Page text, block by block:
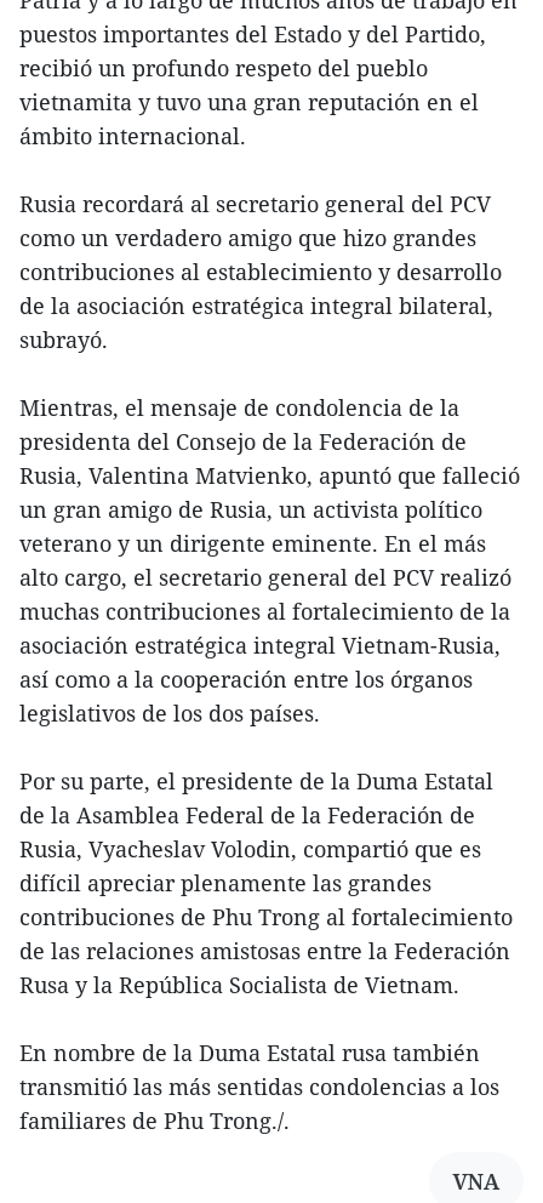
puestos importantes del Estado y del Partido,
recibió un profundo respeto del pueblo
vietnamita y tuvo una gran reputación en el
ámbito internacional.
Rusia recordará al secretario general del PCV
como un verdadero amigo que hizo grandes
contribuciones al establecimiento y desarrollo
de la asociación estratégica integral bilateral,
subrayó.
Mientras, el mensaje de condolencia de la
presidenta del Consejo de la Federación de
Rusia, Valentina Matvienko, apuntó que falleció
un gran amigo de Rusia, un activista político
veterano y un dirigente eminente. En el más
alto cargo, el secretario general del PCV realizó
muchas contribuciones al fortalecimiento de la
asociación estratégica integral Vietnam-Rusia,
así como a la cooperación entre los órganos
legislativos de los dos países.
Por su parte, el presidente de la Duma Estatal
de la Asamblea Federal de la Federación de
Rusia, Vyacheslav Volodin, compartió que es
difícil apreciar plenamente las grandes
contribuciones de Phu Trong al fortalecimiento
de las relaciones amistosas entre la Federación
Rusa y la República Socialista de Vietnam.
En nombre de la Duma Estatal rusa también
transmitió las más sentidas condolencias a los
familiares de Phu Trong./.
VNA